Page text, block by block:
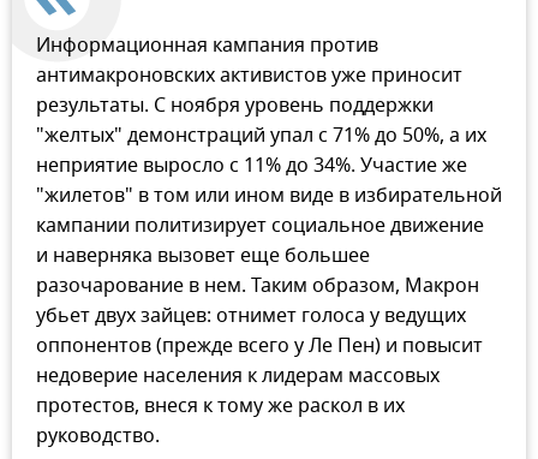
Информационная кампания против
антимакроновских активистов уже приносит
результаты. С ноября уровень поддержки
"желтых" демонстраций упал с 71% до 50%, а их
неприятие выросло с 11% до 34%. Участие же
"жилетов" в том или ином виде в избирательной
кампании политизирует социальное движение
и наверняка вызовет еще большее
разочарование в нем. Таким образом, Макрон
убьет двух зайцев: отнимет голоса у ведущих
оппонентов (прежде всего у Ле Пен) и повысит
недоверие населения к лидерам массовых
протестов, внеся к тому же раскол в их
руководство.